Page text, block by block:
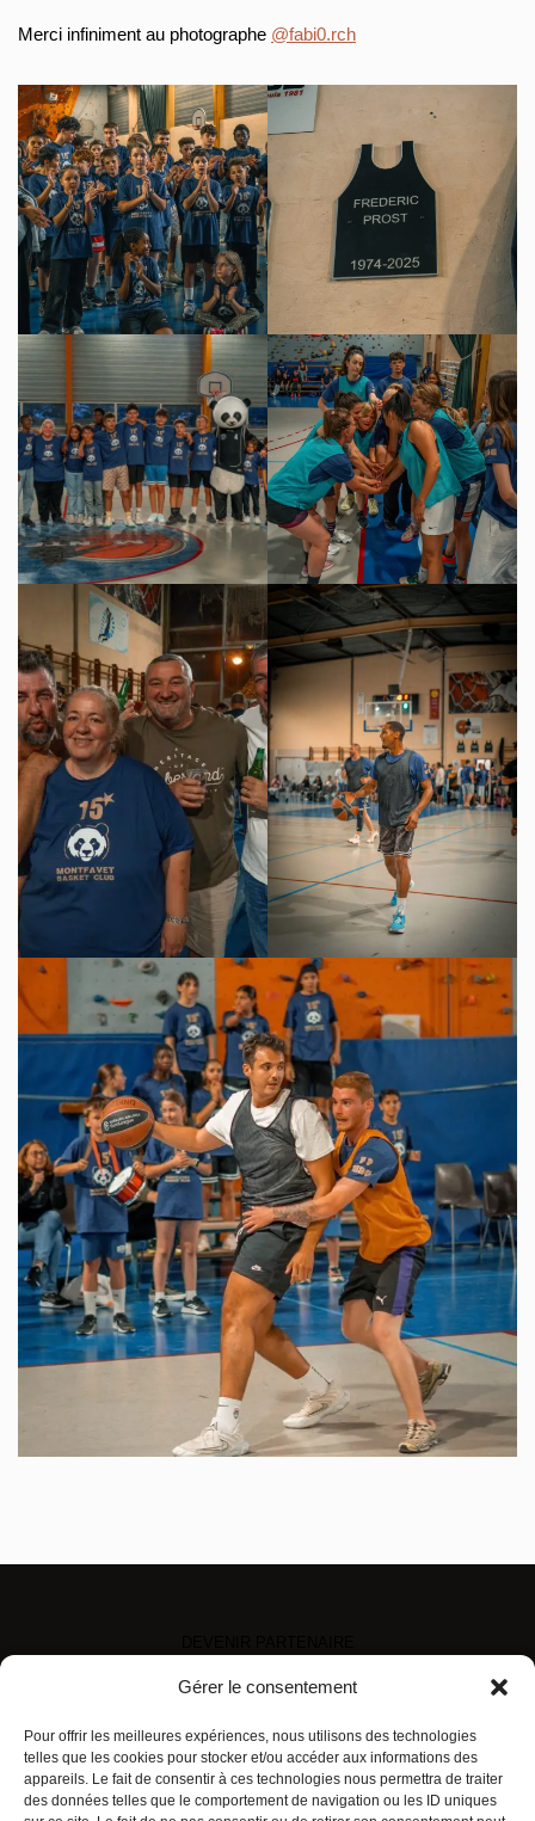
Gérer le consentement
Pour offrir les meilleures expériences, nous utilisons des technologies
telles que les cookies pour stocker et/ou accéder aux informations des
appareils. Le fait de consentir à ces technologies nous permettra de traiter
des données telles que le comportement de navigation ou les ID uniques
Merci infiniment au photographe @fabi0.rch
CONTACT